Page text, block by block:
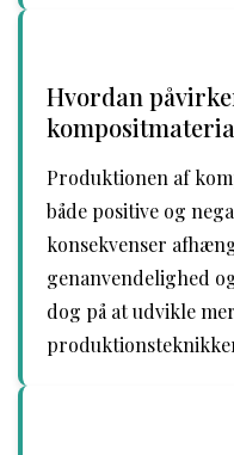
Hvordan
Produktionen af
både positive og
konsekvenser
genanvendelighed
dog på at udvikle